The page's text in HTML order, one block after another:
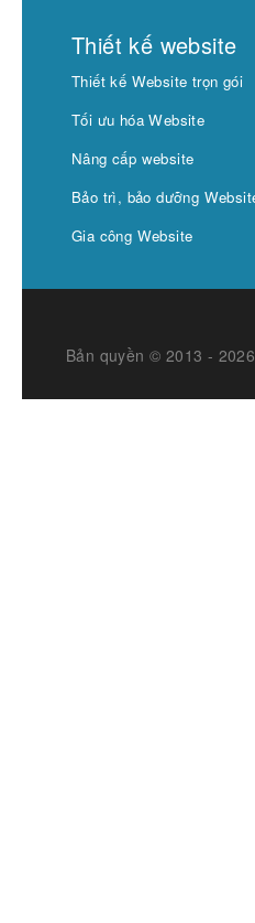
Thiết kế website
Thiết kế Website trọn gói
Tối ưu hóa Website
Nâng cấp website
Bảo trì, bảo dưỡng
Gia công Website
Bản quyền © 2013 -